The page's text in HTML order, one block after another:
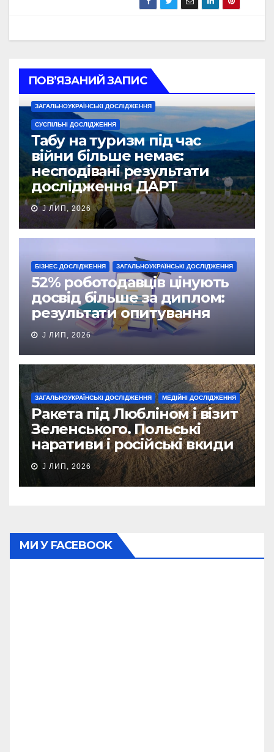
ПОВ’ЯЗАНИЙ ЗАПИС
ЗАГАЛЬНОУКРАЇНСЬКІ ДОСЛІДЖЕННЯ
СУСПІЛЬНІ ДОСЛІДЖЕННЯ
Табу на туризм під час
війни більше немає:
несподівані результати
дослідження ДАРТ
J ЛИП, 2026
БІЗНЕС ДОСЛІДЖЕННЯ ЗАГАЛЬНОУКРАЇНСЬКІ ДОСЛІДЖЕННЯ
52% роботодавців цінують
досвід більше за диплом:
результати опитування
J ЛИП, 2026
ЗАГАЛЬНОУКРАЇНСЬКІ ДОСЛІДЖЕННЯ МЕДІЙНІ ДОСЛІДЖЕННЯ
Ракета під Любліном і візит
Зеленського. Польські
наративи і російські вкиди
J ЛИП, 2026
МИ У FACEBOOK